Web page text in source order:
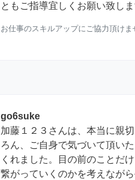
ともご指導宜しくお願い致し
お仕事のスキルアップにご協力頂けま
go6suke
加藤１２３さんは、本当に親
ろん、ご自身で気づいて頂い
くれました。目の前のことだ
繋がっていくのかを考えなが